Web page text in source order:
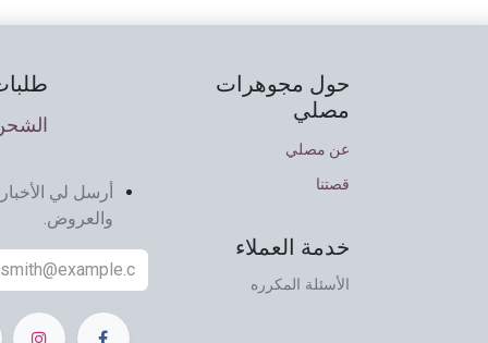
حول مجوهرات
مصلي
عن مصلي
قصتنا
خدمة العملاء
الأسئلة المكرره
أرسل لي
والعروض.